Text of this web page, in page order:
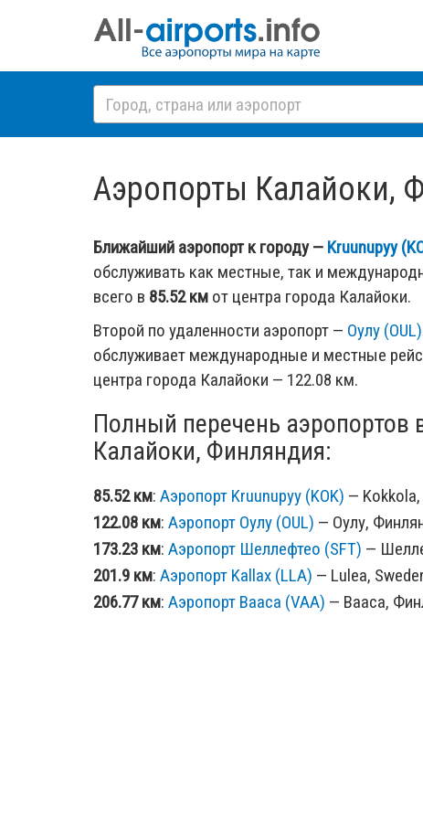
Аэропорты Калайоки,
Ближайший аэропорт к городу — Kruunupyy
обслуживать как местные, так и
всего в 85.52 км от центра города Калайоки.
Второй по удаленности аэропорт — Оулу (OUL)
обслуживает международные и местные
центра города Калайоки — 122.08 км.
Полный перечень аэропортов
Калайоки, Финляндия:
85.52 км: Аэропорт Kruunupyy (KOK) — Kokkola,
122.08 км: Аэропорт Оулу (OUL) — Оулу,
173.23 км: Аэропорт Шеллефтео (SFT) —
201.9 км: Аэропорт Kallax (LLA) — Lulea,
206.77 км: Аэропорт Вааса (VAA) — Вааса,